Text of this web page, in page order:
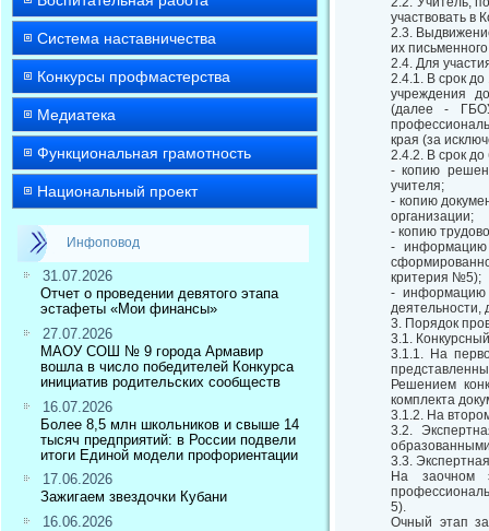
Система наставничества
Конкурсы профмастерства
Медиатека
Функциональная грамотность
Национальный проект
Инфоповод
31.07.2026
Отчет о проведении девятого этапа
эстафеты «Мои финансы»
27.07.2026
МАОУ СОШ № 9 города Армавир
вошла в число победителей Конкурса
инициатив родительских сообществ
16.07.2026
Более 8,5 млн школьников и свыше 14
тысяч предприятий: в России подвели
итоги Единой модели профориентации
17.06.2026
Зажигаем звездочки Кубани
16.06.2026
участвовать в
2.3.
их
2.4. Для
2.4.1. В срок до
учреждения
(далее -
края (за
2.4.2. В срок
- копию
учителя;
- копию
организации;
- копию
- информацию
критерия №5);
- информацию
деятельности,
3. Порядок
3.1.
3.1.1. На
Решением
комплекта
3.1.2. На
3.2.
3.3.
На заочном
5).
Очный этап